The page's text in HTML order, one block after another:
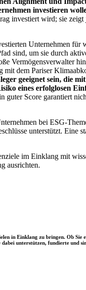
investieren
investiert wird; sie
Unternehmen für
sind, um sie durch
Vermögensverwalter
dem Pariser
geeignet sein, die
eines erfolglosen
guter Score garantiert
bei ESG-
unterstützt. Eine
im Einklang mit
ausrichten.
in Einklang zu bringen. Ob Sie
unterstützen, fundierte und